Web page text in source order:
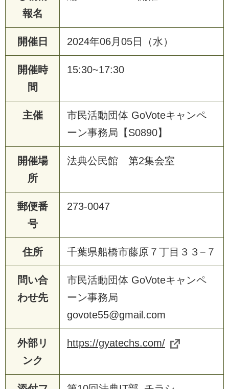
報名
開催日 2024年06月05日（水）
開催時
間
15:30~17:30
主催
市民活動団体 GoVoteキャンペ
ーン事務局【S0890】
開催場
所
法典公民館 第2集会室
郵便番
号
273-0047
住所 千葉県船橋市藤原７丁目３３−７
問い合
わせ先
市民活動団体 GoVoteキャンペ
ーン事務局
govote55@gmail.com
外部リ
ンク
https://gyatechs.com/